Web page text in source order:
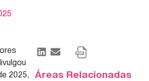
2025,
Áreas Relacionadas